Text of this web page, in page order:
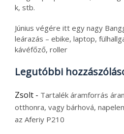
k, stb.
Június végére itt egy nagy
leárazás – ebike, laptop,
kávéfőző, roller
Legutóbbi
Zsolt - Tartalék áramforrás
otthonra, vagy bárhová,
az Aferiy P210